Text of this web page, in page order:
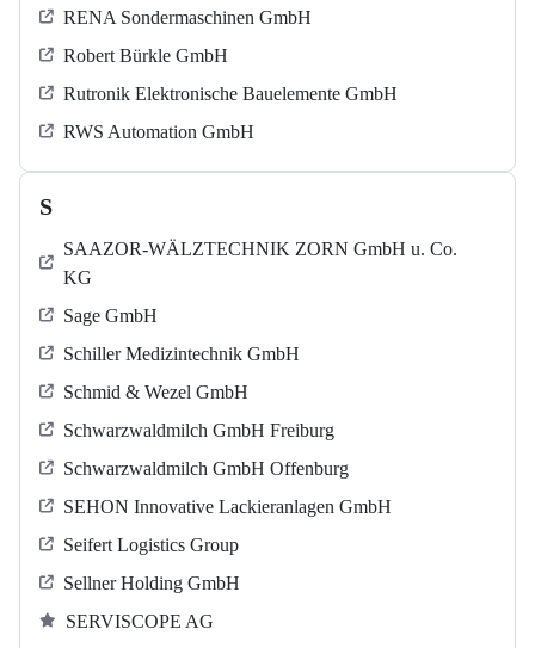
RENA Sondermaschinen GmbH
Robert Bürkle GmbH
Rutronik Elektronische Bauelemente GmbH
RWS Automation GmbH
S
SAAZOR-WÄLZTECHNIK ZORN GmbH u. Co.
KG
Sage GmbH
Schiller Medizintechnik GmbH
Schmid & Wezel GmbH
Schwarzwaldmilch GmbH Freiburg
Schwarzwaldmilch GmbH Offenburg
SEHON Innovative Lackieranlagen GmbH
Seifert Logistics Group
Sellner Holding GmbH
SERVISCOPE AG